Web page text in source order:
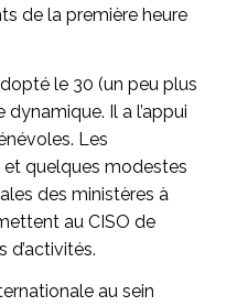
de la première heure
le 30 (un peu plus
Il a l’appui
Les
quelques modestes
des ministères à
au CISO de
d’activités.
au sein